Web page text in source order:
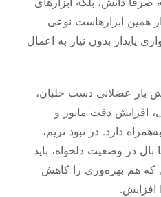
همین ابزارهاست نوعی
پایدار بدون نیاز به اعمال
بار عضلانی دست خلبان،
افزایش دقت مانور و
دارد. در نبود تریم،
بال در وضعیت دلخواه، باید
که هم بهره‌وری را کاهش